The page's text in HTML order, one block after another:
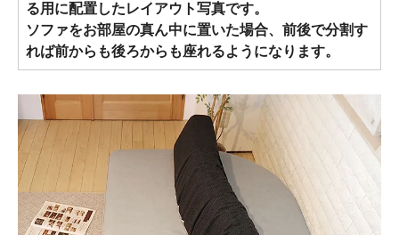
る用に配置したレイアウト写真です。
ソファをお部屋の真ん中に置いた場合、前後で分割す
れば前からも後ろからも座れるようになります。